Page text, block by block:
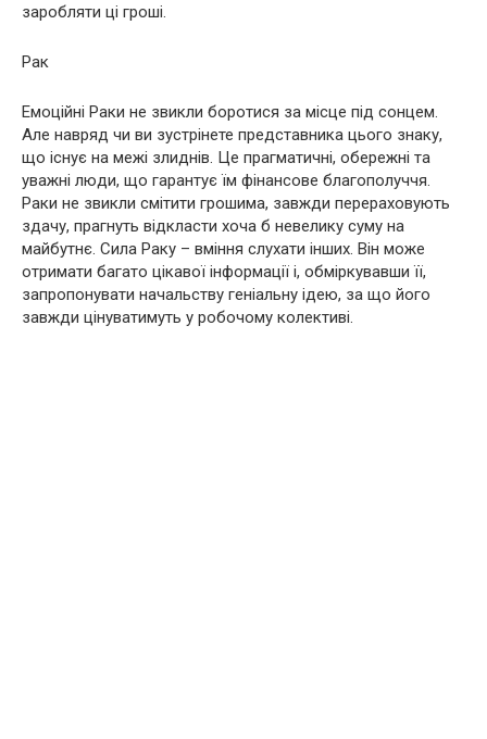
заробляти ці гроші.
Рак
Емоційні Раки не звикли боротися за місце під сонцем.
Але навряд чи ви зустрінете представника цього знаку,
що існує на межі злиднів. Це прагматичні, обережні та
уважні люди, що гарантує їм фінансове благополуччя.
Раки не звикли смітити грошима, завжди перераховують
здачу, прагнуть відкласти хоча б невелику суму на
майбутнє. Сила Раку – вміння слухати інших. Він може
отримати багато цікавої інформації і, обміркувавши її,
запропонувати начальству геніальну ідею, за що його
завжди цінуватимуть у робочому колективі.